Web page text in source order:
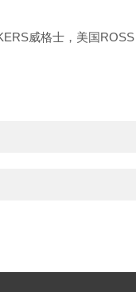
威格士，美国ROSS